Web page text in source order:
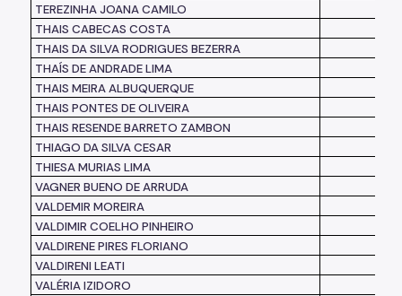
TEREZINHA JOANA CAMILO
THAIS CABECAS COSTA
THAIS DA SILVA RODRIGUES BEZERRA
THAÍS DE ANDRADE LIMA
THAIS MEIRA ALBUQUERQUE
THAIS PONTES DE OLIVEIRA
THAIS RESENDE BARRETO ZAMBON
THIAGO DA SILVA CESAR
THIESA MURIAS LIMA
VAGNER BUENO DE ARRUDA
VALDEMIR MOREIRA
VALDIMIR COELHO PINHEIRO
VALDIRENE PIRES FLORIANO
VALDIRENI LEATI
VALÉRIA IZIDORO